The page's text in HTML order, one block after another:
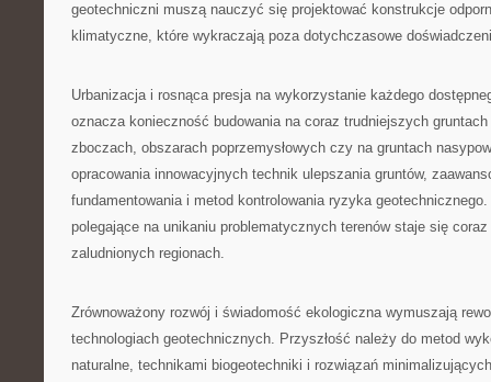
geotechniczni muszą nauczyć się projektować konstrukcje
klimatyczne, które wykraczają poza dotychczasowe
Urbanizacja i rosnąca presja na wykorzystanie każdego
oznacza konieczność budowania na coraz trudniejszych
zboczach, obszarach poprzemysłowych czy na gruntach
opracowania innowacyjnych technik ulepszania gruntów,
fundamentowania i metod kontrolowania ryzyka
polegające na unikaniu problematycznych terenów staje się
zaludnionych regionach.
Zrównoważony rozwój i świadomość ekologiczna wymuszają
technologiach geotechnicznych. Przyszłość należy do metod
naturalne, technikami biogeotechniki i rozwiązań